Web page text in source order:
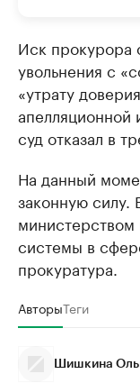
Иск прокурора
увольнения с
«утрату
апелляционной
суд отказал в
На данный
законную силу.
министерством
системы в
прокуратура.
АвторыТеги
Шишкина